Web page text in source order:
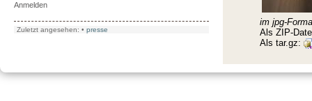
Anmelden
Zuletzt angesehen: • presse
im jpg-
Als ZIP-
Als tar.gz: